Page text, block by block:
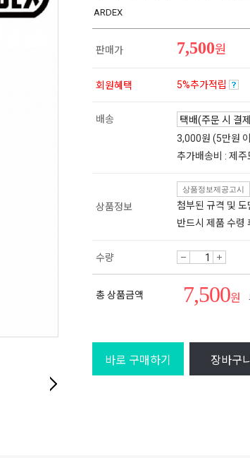
ARDEX
판매가 7,500원
회원혜택 5%추가적립
배송
3,000원 (5만원
추가배송비 : 제
상품정보
상품정보제공고시
첨부된 규격 및
반드시 제품 수령
수량
총 상품금액 7,500원
바로 구매하기 장바구니